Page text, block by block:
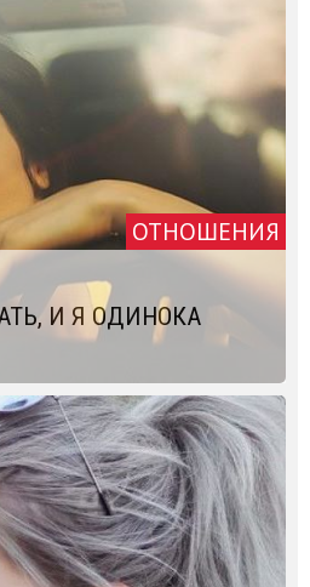
ОТНОШЕНИЯ
И Я ОДИНОКА